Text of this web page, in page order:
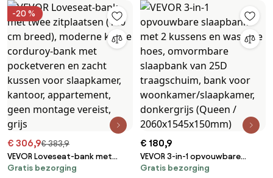
5-voudig verstelbare
rugleuning, eenpersoons
uitschuifbare bank met 2
wielen en opbergruimte
eronder, grijs
25D traagschuim, slaapbank
voor woonkamer/slaapkamer,
donkergrijs (eenpersoonsbed)
-20 %
€ 306,9€ 383,9
VEVOR Loveseat-bank met
twee zitplaatsen (160 cm
Gratis bezorging
€ 180,9
VEVOR 3-in-1 opvouwbare
slaapbank met 2 kussens en
Gratis bezorging